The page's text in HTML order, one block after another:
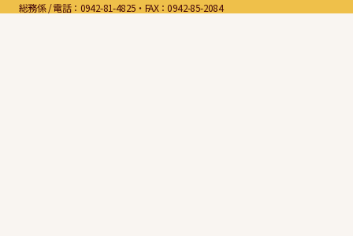
総務係 /電話：0942-81-4825・FAX：0942-85-2084